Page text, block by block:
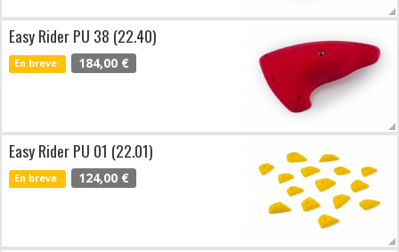
Easy Rider PU 38 (22.40)
En breve 184,00 €
Easy Rider PU 01 (22.01)
En breve 124,00 €